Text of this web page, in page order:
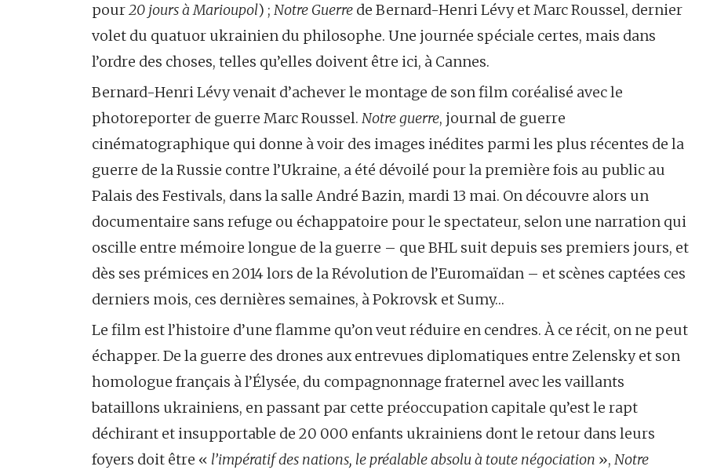
pour20 jours à Marioupol) ; Notre Guerre de Bernard-Henri Lévy et Marc Roussel, dernier
volet du quatuor ukrainien du philosophe. Une journée spéciale certes, mais dans
l’ordre des choses, telles qu’elles doivent être ici, à Cannes.
Bernard-Henri Lévy venait d’achever le montage de son film coréalisé avec le
photoreporter de guerre Marc Roussel. Notre guerre, journal de guerre
cinématographique qui donne à voir des images inédites parmi les plus récentes de la
guerre de la Russie contre l’Ukraine, a été dévoilé pour la première fois au public au
Palais des Festivals, dans la salle André Bazin, mardi 13 mai. On découvre alors un
documentaire sans refuge ou échappatoire pour le spectateur, selon une narration qui
oscille entre mémoire longue de la guerre – que BHL suit depuis ses premiers jours, et
dès ses prémices en 2014 lors de la Révolution de l’Euromaïdan – et scènes captées ces
derniers mois, ces dernières semaines, à Pokrovsk et Sumy…
Le film est l’histoire d’une flamme qu’on veut réduire en cendres. À ce récit, on ne peut
échapper. De la guerre des drones aux entrevues diplomatiques entre Zelensky et son
homologue français à l’Élysée, du compagnonnage fraternel avec les vaillants
bataillons ukrainiens, en passant par cette préoccupation capitale qu’est le rapt
déchirant et insupportable de 20 000 enfants ukrainiens dont le retour dans leurs
foyers doit être « l’impératif des nations, le préalable absolu à toute négociation », Notre